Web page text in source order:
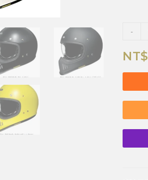
-
NT$